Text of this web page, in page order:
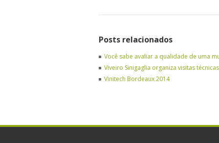
Posts relacionados
Você sabe avaliar a qualidade de uma
Viveiro Sinigaglia organiza visitas
Vinitech Bordeaux 2014